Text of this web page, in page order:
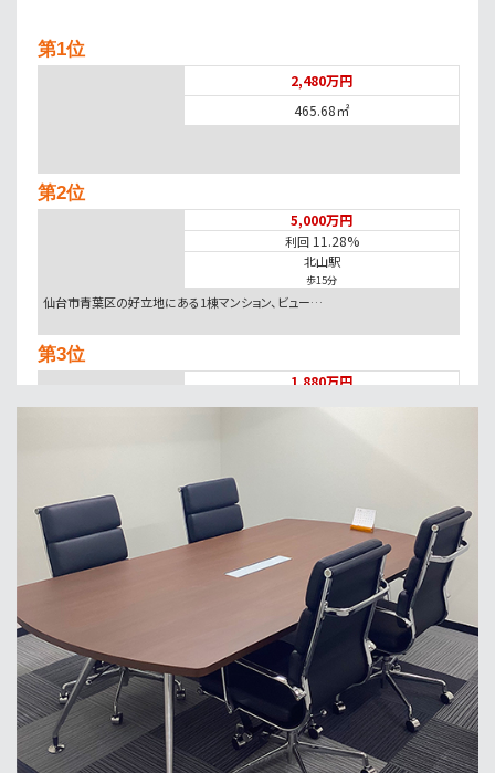
第1位
2,480万円
465.68㎡
第2位
5,000万円
利回11.28%
北山駅
歩15分
仙台市青葉区の好立地にある1棟マンション、ビュー…
第3位
1,880万円
第4位
3,800万円
1111.14㎡
長町南駅
歩33分
第5位
8,000万円
利回6.1%
長町南駅
歩20分